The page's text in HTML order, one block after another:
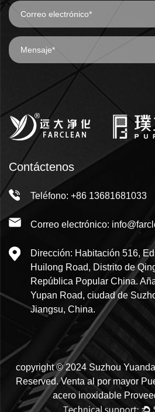
Contáctenos
Teléfono: +86 13681681033
Correo electrónico:
Dirección: Habitación 516,
Huilong Road, Distrito de
República Popular China.
Yupan Road, ciudad de
Jiangsu, China.
copyright © 2024 Suzhou
Reserved.Venta al por mayor
acero inoxidable